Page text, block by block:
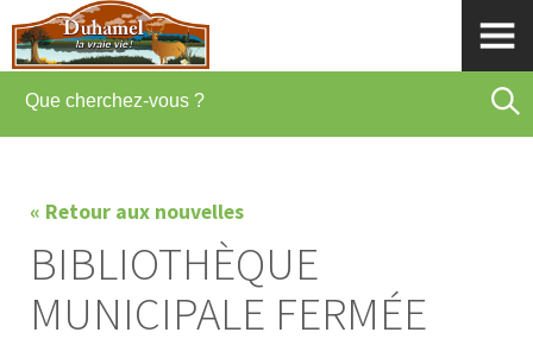
« Retour aux nouvelles
BIBLIOTHÈQUE
MUNICIPALE FERMÉE